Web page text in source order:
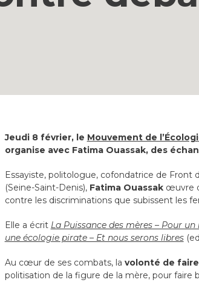
Jeudi 8 février, le Mouvement de
organise avec Fatima Ouassak, des
Essayiste, politologue, cofondatrice de Front
(Seine-Saint-Denis), Fatima Ouassakœuvre
contre les discriminations que subissent les
Elle a écrit La Puissance des mères – Pour
une écologie pirate – Et nous serons libres
Au cœur de ses combats, la volonté de
politisation de la figure de la mère, pour faire